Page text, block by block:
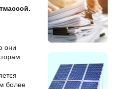
они
более